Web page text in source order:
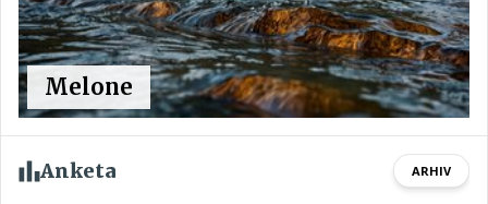
Melone
Anketa ARHIV